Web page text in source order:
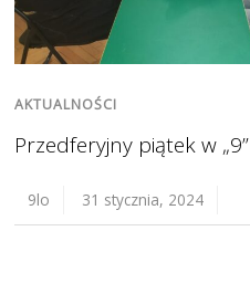
AKTUALNOŚCI
Przedferyjny piątek w „9”
9lo 31 stycznia, 2024